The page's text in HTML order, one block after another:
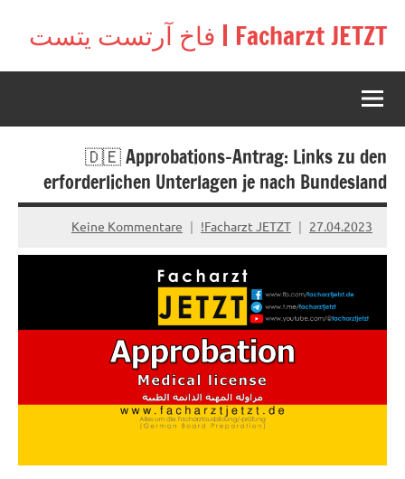
InhaltFacharzt JETZT | فاخ آرتست يتست
Free
interactive
community
for
in
Germany,
and
🇩🇪 Approbations-Antrag: Links zu den
erforderlichen Unterlagen je nach Bundesland
27.04.2023
Facharzt JETZT!
Keine Kommentare